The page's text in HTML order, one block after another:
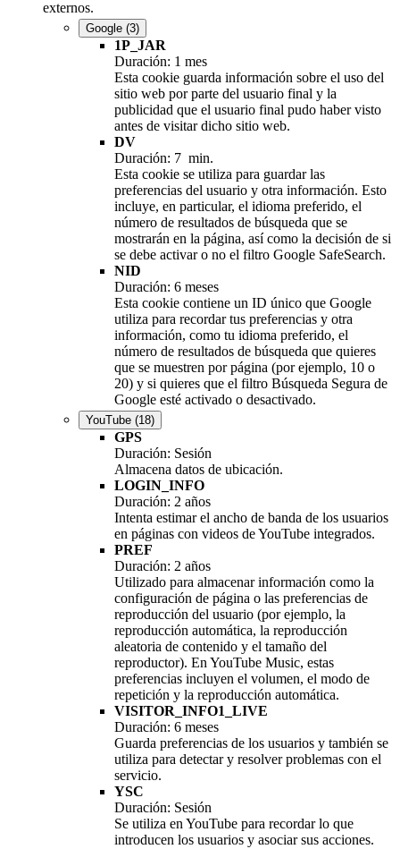
externos.
Google (3)
1P_JAR
Duración: 1 mes
Esta cookie guarda información sobre el uso del
sitio web por parte del usuario final y la
publicidad que el usuario final pudo haber visto
antes de visitar dicho sitio web.
DV
Duración: 7 min.
Esta cookie se utiliza para guardar las
preferencias del usuario y otra información. Esto
incluye, en particular, el idioma preferido, el
número de resultados de búsqueda que se
mostrarán en la página, así como la decisión de si
se debe activar o no el filtro Google SafeSearch.
NID
Duración: 6 meses
Esta cookie contiene un ID único que Google
utiliza para recordar tus preferencias y otra
información, como tu idioma preferido, el
número de resultados de búsqueda que quieres
que se muestren por página (por ejemplo, 10 o
20) y si quieres que el filtro Búsqueda Segura de
Google esté activado o desactivado.
YouTube (18)
GPS
Duración: Sesión
Almacena datos de ubicación.
LOGIN_INFO
Duración: 2 años
Intenta estimar el ancho de banda de los usuarios
en páginas con videos de YouTube integrados.
PREF
Duración: 2 años
Utilizado para almacenar información como la
configuración de página o las preferencias de
reproducción del usuario (por ejemplo, la
reproducción automática, la reproducción
aleatoria de contenido y el tamaño del
reproductor). En YouTube Music, estas
preferencias incluyen el volumen, el modo de
repetición y la reproducción automática.
VISITOR_INFO1_LIVE
Duración: 6 meses
Guarda preferencias de los usuarios y también se
utiliza para detectar y resolver problemas con el
servicio.
YSC
Duración: Sesión
Se utiliza en YouTube para recordar lo que
introducen los usuarios y asociar sus acciones.